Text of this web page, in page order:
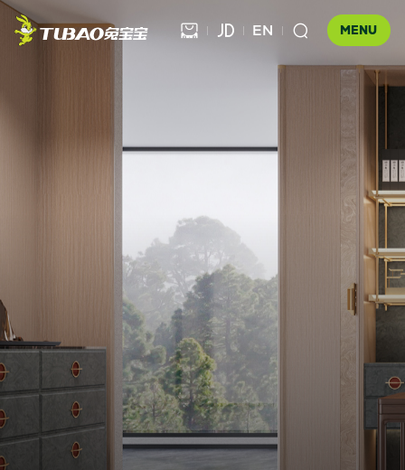
MENU
  EN 

木门
家配
品牌优势
联系我们
合作伙伴查询
防伪查询
售后服务
违规投诉
知识百科
品牌视频
招商加盟
大客户合作